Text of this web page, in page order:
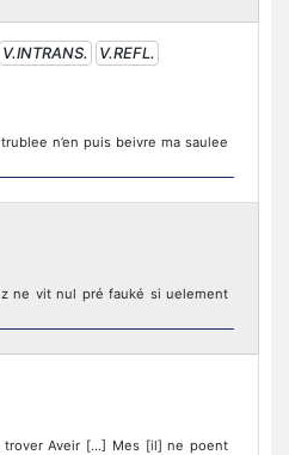
V.INTRANS.
V.REFL.
n’en puis beivre ma saulee
ne vit nul pré fauké si uelement
Aveir [...] Mes [il] ne poent